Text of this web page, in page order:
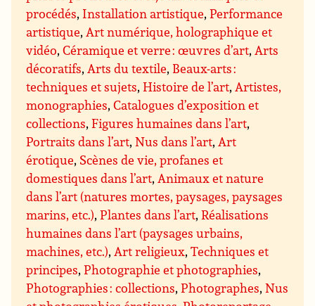
procédés, Installation artistique,Performance
artistique,Art numérique, holographique et
vidéo,Céramique et verre : œuvres d’art,Arts
décoratifs,Arts du textile, Beaux-arts :
techniques et sujets,Histoire de l’art,Artistes,
monographies,Catalogues d’exposition et
collections,Figures humaines dans l’art,
Portraits dans l’art,Nus dans l’art,Art
érotique, Scènes de vie, profanes et
domestiques dans l’art,Animaux et nature
dans l’art (natures mortes, paysages, paysages
marins, etc.),Plantes dans l’art,Réalisations
humaines dans l’art (paysages urbains,
machines, etc.),Art religieux,Techniques et
principes,Photographie et photographies,
Photographies : collections,Photographes,Nus